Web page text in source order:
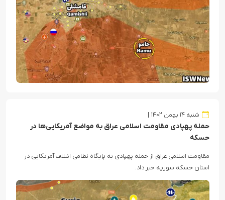
شنبه ۱۴ بهمن ۱۴۰۲
حمله پهپادی مقاومت اسلامی عراق به مواضع آمریکایی‌ها در
حسکه
مقاومت اسلامی عراق از حمله پهپادی به پایگاه نظامی ائتلاف آمریکایی در
استان حسکه سوریه خبر داد.